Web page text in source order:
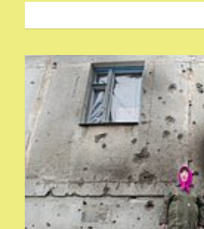
к